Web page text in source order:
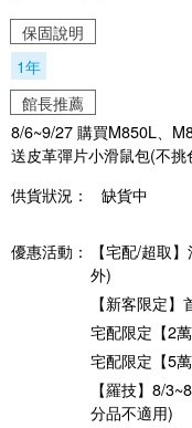
保固說明
1年
館長推薦
8/6~9/27 購買M850L、
送皮革彈片小滑鼠包(不挑
供貨狀況：
缺貨中
優惠活動：
【宅配/超取
外)
【新客限定
宅配限定【2
宅配限定【5
【羅技】8/
分品不適用)